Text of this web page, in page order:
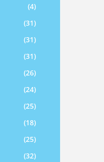
(4)
(31)
(31)
(31)
(26)
(24)
(25)
(18)
(25)
(32)